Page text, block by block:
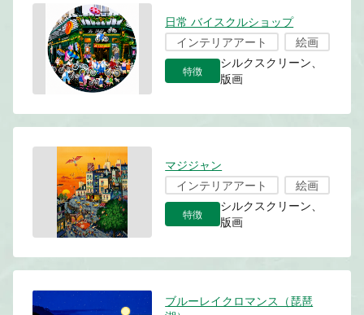
日常 バイスクルショップ
インテリアアート
絵画
特徴
シルクスクリーン、
版画
マジジャン
インテリアアート
絵画
特徴
シルクスクリーン、
版画
ブルーレイクロマンス（琵琶